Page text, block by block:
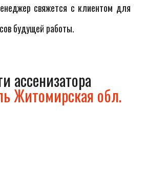
свяжется с клиентом для
будущей работы.
ассенизатора
Житомирская обл.